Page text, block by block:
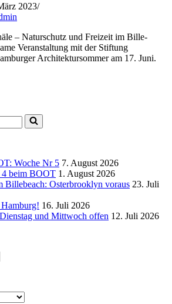
2023
– Naturschutz und Freizeit im Bille-
Veranstaltung mit der Stiftung
Architektursommer am 17. Juni.
Woche Nr 5 7. August 2026
4 beim BOOT 1. August 2026
Billebeach: Osterbrooklyn voraus 23. Juli
16. Juli 2026
und Mittwoch offen 12. Juli 2026